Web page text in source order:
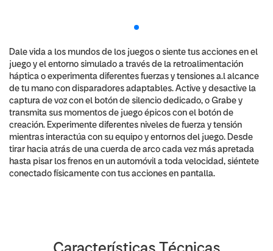
Dale vida a los mundos de los juegos o siente tus acciones en el
juego y el entorno simulado a través de la retroalimentación
háptica o experimenta diferentes fuerzas y tensiones a.l alcance
de tu mano con disparadores adaptables. Active y desactive la
captura de voz con el botón de silencio dedicado, o Grabe y
transmita sus momentos de juego épicos con el botón de
creación. Experimente diferentes niveles de fuerza y tensión
mientras interactúa con su equipo y entornos del juego. Desde
tirar hacia atrás de una cuerda de arco cada vez más apretada
hasta pisar los frenos en un automóvil a toda velocidad, siéntete
conectado físicamente con tus acciones en pantalla.